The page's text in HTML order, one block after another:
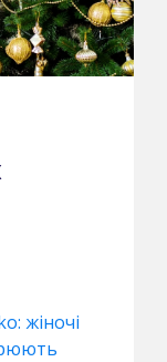
жіночі